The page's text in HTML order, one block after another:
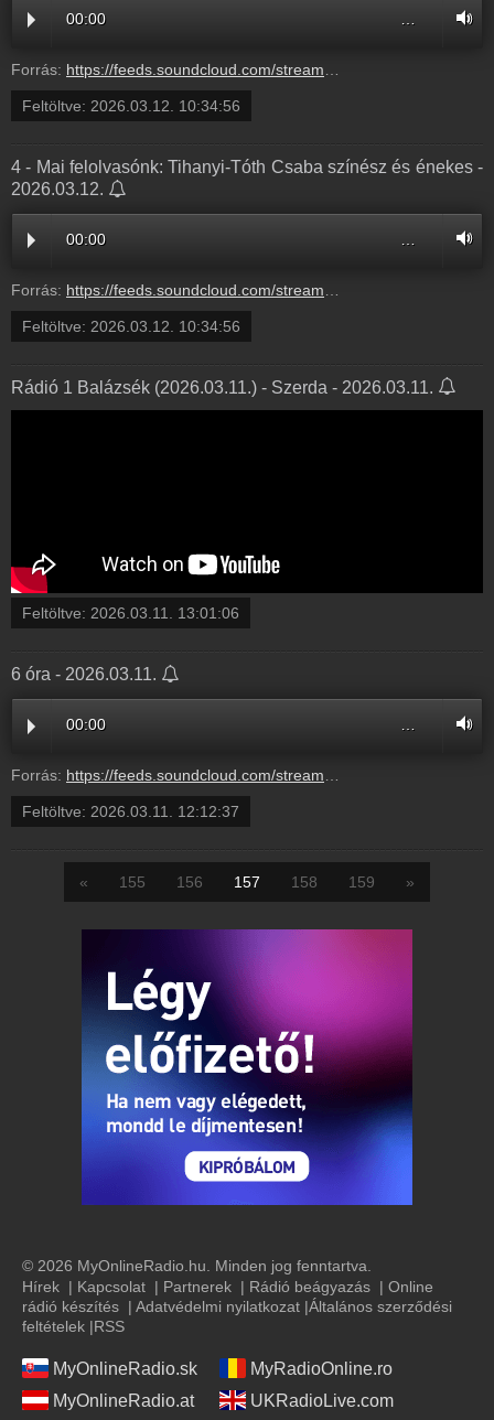
00:00
Forrás: https://feeds.soundcloud.com/stream/2282231909-balazsek-5-egy-kartyajatekot-teszteltunk-5.mp3
Feltöltve: 2026.03.12. 10:34:56
4 - Mai felolvasónk: Tihanyi-Tóth Csaba színész és énekes -
2026.03.12.
00:00
Forrás: https://feeds.soundcloud.com/stream/2282231906-balazsek-4-mai-felolvasonk-tihanyi-toth-csaba-szinesz-es-enekes-4.mp3
Feltöltve: 2026.03.12. 10:34:56
Rádió 1 Balázsék (2026.03.11.) - Szerda - 2026.03.11.
Feltöltve: 2026.03.11. 13:01:06
6 óra - 2026.03.11.
00:00
Forrás: https://feeds.soundcloud.com/stream/2281732157-radio1hungary-ff3b9f3f-602d-4e5b-b0d9-6a386c0425aa.mp3
Feltöltve: 2026.03.11. 12:12:37
« 155 156 157 158 159 »
© 2026 MyOnlineRadio.hu. Minden jog fenntartva.
Hírek | Kapcsolat | Partnerek | Rádió beágyazás | Online
rádió készítés | Adatvédelmi nyilatkozat |Általános szerződési
feltételek |RSS
MyOnlineRadio.sk
MyRadioOnline.ro
MyOnlineRadio.at
UKRadioLive.com